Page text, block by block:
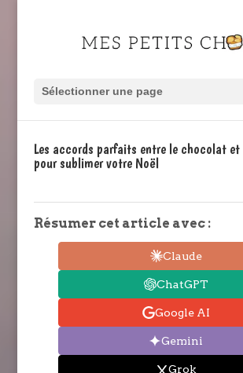
Sélectionner une page
Les accords parfaits entre le chocolat et
pour sublimer votre Noël
Résumer cet article avec :
Claude
ChatGPT
Google AI
Gemini
Grok